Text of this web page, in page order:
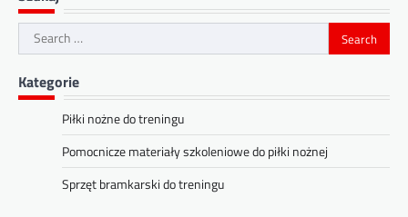
Search
for:
Kategorie
Piłki nożne do treningu
Pomocnicze materiały szkoleniowe do piłki nożnej
Sprzęt bramkarski do treningu